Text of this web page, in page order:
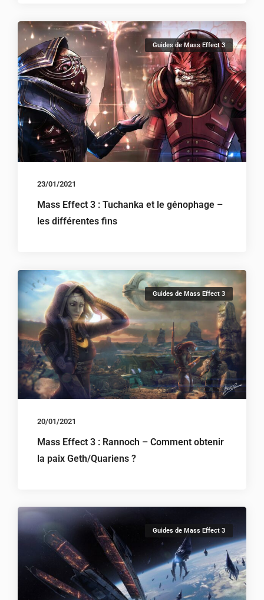
Guides de Mass Effect 3
23/01/2021
Mass Effect 3 : Tuchanka et le génophage –
les différentes fins
Guides de Mass Effect 3
20/01/2021
Mass Effect 3 : Rannoch – Comment obtenir
la paix Geth/Quariens ?
Guides de Mass Effect 3